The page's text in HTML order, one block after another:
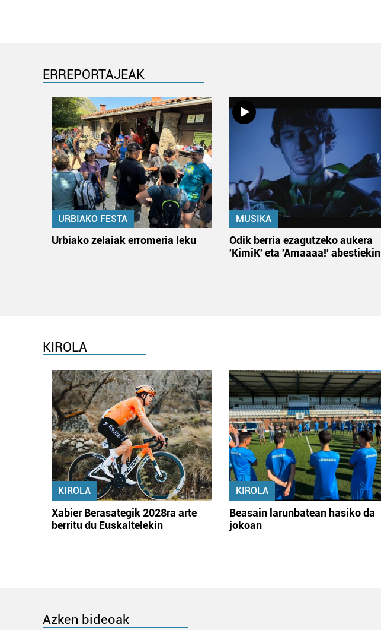
ERREPORTAJEAK
URBIAKO FESTA
Urbiako zelaiak erromeria leku
MUSIKA
Odik berria ezagutzeko aukera
'KimiK' eta 'Amaaaa!' abestiekin
KIROLA
KIROLA
Xabier Berasategik 2028ra arte
berritu du Euskaltelekin
KIROLA
Beasain larunbatean hasiko da
jokoan
Azken bideoak